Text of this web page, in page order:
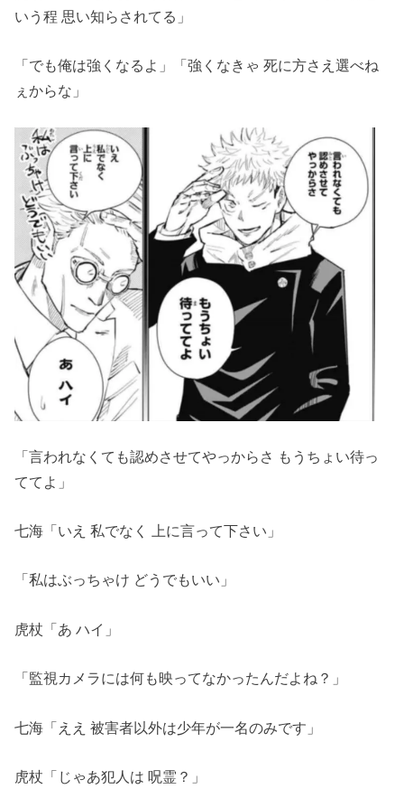
いう程 思い知らされてる」
「でも俺は強くなるよ」「強くなきゃ 死に方さえ選べね
ぇからな」
「言われなくても認めさせてやっからさ もうちょい待っ
ててよ」
七海「いえ 私でなく 上に言って下さい」
「私はぶっちゃけ どうでもいい」
虎杖「あ ハイ」
「監視カメラには何も映ってなかったんだよね？」
七海「ええ 被害者以外は少年が一名のみです」
虎杖「じゃあ犯人は 呪霊？」